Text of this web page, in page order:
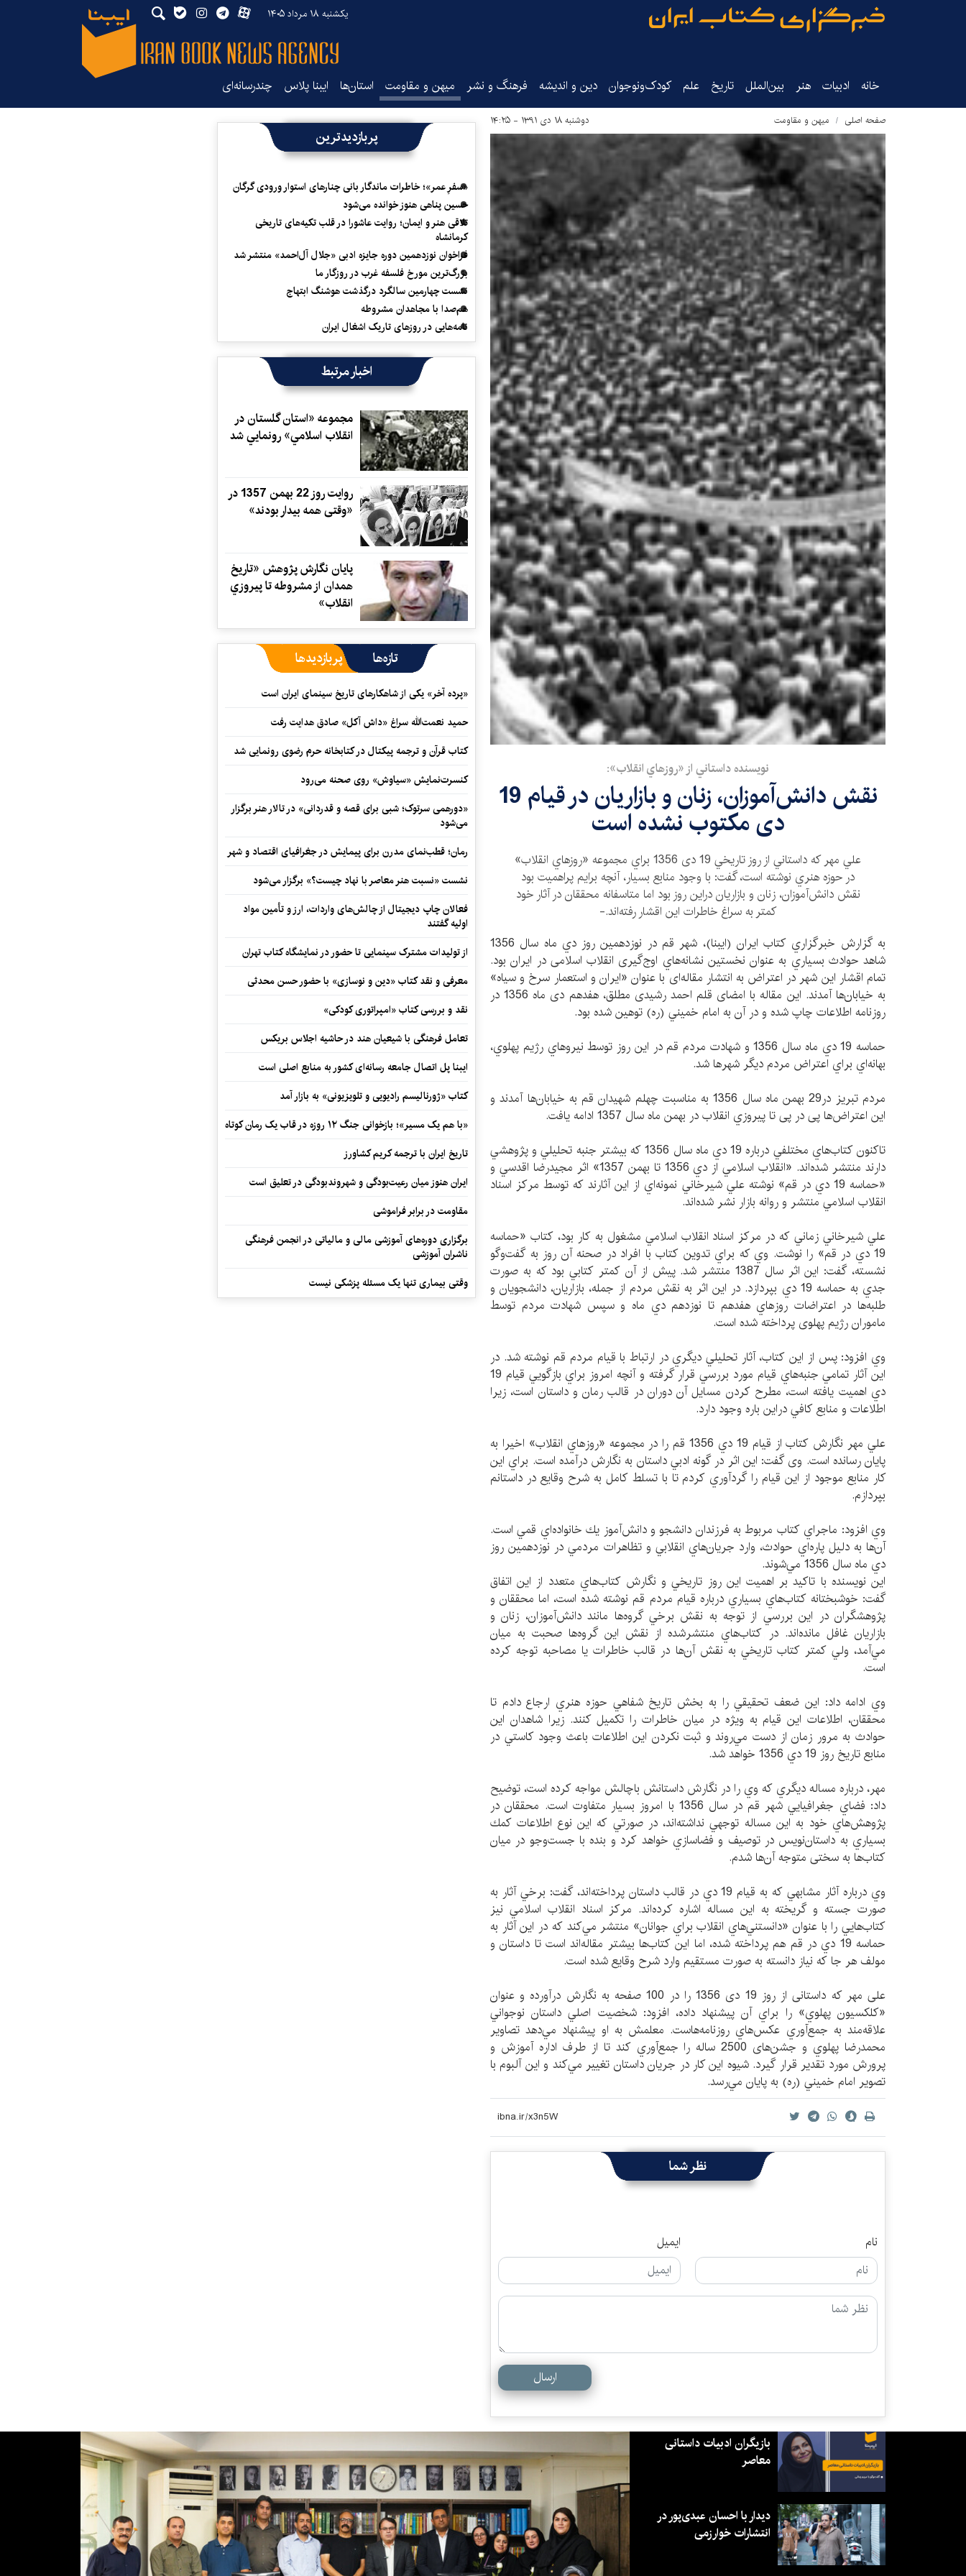
یکشنبه ۱۸ مرداد ۱۴۰۵
خانه ادبیات هنر بین‌الملل تاریخ‌ علم کودک‌ونوجوان دین و اندیشه فرهنگ و نشر میهن و مقاومت استان‌ها ایبنا پلاس چندرسانه‌ای
صفحه اصلی میهن و مقاومت دوشنبه ۱۸ دی ۱۳۹۱ - ۱۴:۲۵
نويسنده داستاني از «روز‌هاي انقلاب»:
نقش دانش‌آموزان، زنان و بازاريان در قیام 19
دی مکتوب نشده است
علي مهر كه داستاني از روز تاريخي 19 دی 1356 براي مجموعه «روز‌هاي انقلاب»
در حوزه هنري نوشته است، گفت: با وجود منابع بسيار،‌ آنچه برايم پراهميت بود
نقش دانش‌آموزان، زنان و بازاريان دراين روز بود اما متاسفانه محققان در آثار خود
كمتر به سراغ خاطرات اين اقشار رفته‌اند.-
به گزارش خبرگزاري كتاب ايران (ايبنا)، شهر قم در نوزدهمين روز دي ماه سال 1356
شاهد حوادث بسياري به عنوان نخستين نشانه‌هاي اوج‌گیری انقلاب اسلامی در ايران بود.
تمام اقشار اين شهر در اعتراض به انتشار مقاله‌ای با عنوان «ایران و استعمار سرخ و سیاه»
به خيابان‌ها آمدند. اين مقاله با امضای قلم احمد رشیدی مطلق، هفدهم دی ماه 1356 در
روزنامه اطلاعات چاپ شده و در آن به امام خميني (ره) توهين شده بود.
حماسه 19 دي ماه سال 1356 و شهادت مردم قم در اين روز توسط نيرو‌هاي رژيم پهلوي،
بهانه‌اي براي اعتراض‌ مردم ديگر شهر‌ها شد.
مردم تبريز در29 بهمن ماه سال 1356 به مناسبت چهلم شهیدان قم به خيابان‌ها آمدند و
اين اعتراض‌ها پی در پی تا پيروزي انقلاب در بهمن ماه سال 1357 ادامه يافت.
تاكنون كتاب‌هاي مختلفي درباره 19 دي ماه سال 1356 كه بيشتر جنبه تحليلي و پژوهشي
دارند منتشر شده‌اند. «انقلاب اسلامي از دي 1356 تا بهمن 1357» اثر مجيدرضا اقدسي و
«حماسه 19 دي در قم» نوشته علي شيرخاني نمونه‌اي از اين آثارند كه توسط مركز اسناد
انقلاب اسلامي منتشر و روانه بازار نشر شده‌اند.
علي شيرخاني زماني كه در مركز اسناد انقلاب اسلامي مشغول به كار بود، كتاب «حماسه
19 دي در قم» را نوشت. وي که براي تدوين كتاب با افراد در صحنه آن روز به گفت‌‌وگو
نشسته، گفت: اين اثر سال 1387 منتشر شد. پيش از آن كمتر كتابي بود كه به صورت
جدي به حماسه 19 دي بپردازد. در اين اثر به نقش مردم از جمله، بازاريان، دانشجويان و
طلبه‌ها در اعتراضات روز‌هاي هفدهم تا نوزدهم دي ماه و سپس شهادت مردم توسط
ماموران رژیم پهلوی پرداخته شده است.
وي افزود: پس از اين كتاب، آثار تحليلي ديگري در ارتباط با قيام مردم قم نوشته شد. در
اين آثار تمامي جنبه‌هاي قيام مورد بررسي قرار گرفته و آنچه امروز براي بازگويي قیام 19
دي اهميت يافته است، مطرح كردن مسايل آن دوران در قالب رمان و داستان است، زيرا
اطلاعات و منابع كافي دراين باره وجود دارد.
علي مهر نگارش كتاب از قيام 19 دي 1356 قم را در مجموعه «روز‌هاي انقلاب» اخیرا به
پايان رسانده است. وی گفت: اين اثر در گونه ادبي داستان به نگارش درآمده است. براي این
کار منابع موجود از اين قيام را گردآوري كردم تا با تسلط كامل به شرح وقايع در داستانم
بپردازم.
وي افزود: ماجراي كتاب مربوط به فرزندان دانشجو و دانش‌آموز يك خانواده‌اي قمي است.
آن‌ها به دليل پاره‌اي حوادث، وارد جريان‌هاي انقلابي و تظاهرات مردمي در نوزدهمين روز
دي ماه سال 1356 مي‌شوند.
اين نويسنده با تاكيد بر اهميت اين روز تاريخي و نگارش كتاب‌هاي متعدد از اين اتفاق
گفت: خوشبختانه كتاب‌هاي بسياري درباره قيام مردم قم نوشته شده است، اما محققان و
پژوهشگران در اين بررسي از توجه به نقش برخي گرو‌ه‌ها مانند دانش‌آموزان، زنان و
بازاريان غافل مانده‌اند. در كتاب‌هاي منتشرشده از نقش اين گرو‌ه‌ها صحبت به ميان
مي‌آمد، ولي كمتر كتاب تاريخي به نقش آن‌ها در قالب خاطرات يا مصاحبه‌ توجه كرده
است.
وي ادامه داد: اين ضعف تحقيقي را به بخش تاريخ شفاهي حوزه هنري ارجاع دادم تا
محققان، اطلاعات اين قيام به ويژه در میان خاطرات را تكميل كنند. زيرا شاهدان اين
حوادث به مرور زمان از دست مي‌روند و ثبت نكردن اين اطلاعات باعث وجود كاستي در
منابع تاريخ روز 19 دي 1356 خواهد شد.
مهر، درباره مساله ديگري كه وي را در نگارش داستانش باچالش مواجه كرده است، توضيح
داد: فضاي جغرافيايي شهر قم در سال 1356 با امروز بسيار متفاوت است. محققان در
پژوهش‌هاي خود به اين مساله توجهي نداشته‌اند، در صورتي كه اين نوع اطلاعات كمك
بسياري به داستان‌نويس در توصيف و فضاسازي خواهد كرد و بنده با جست‌وجو در ميان
كتاب‌ها به سختی متوجه آن‌ها شدم.
وي درباره آثار مشابهي كه به قیام 19 دي در قالب داستان پرداخته‌اند، گفت: برخي آثار به
صورت جسته و گريخته به اين مساله اشاره كرده‌اند. مركز اسناد انقلاب اسلامي نيز
كتاب‌هایي را با عنوان «دانستني‌هاي انقلاب براي جوانان» منتشر مي‌كند كه در اين آثار به
حماسه 19 دي در قم هم پرداخته شده، اما اين كتاب‌ها بیشتر مقاله‌اند است تا داستان و
مولف هر جا كه نياز دانسته به صورت مستقيم وارد شرح وقايع شده است.
علی مهر که داستانی از روز 19 دی 1356 را در 100 صفحه به نگارش درآورده و عنوان
«كلكسيون پهلوي» را براي آن پيشنهاد داده، افزود: شخصيت اصلي داستان نوجواني
علاقه‌مند به جمع‌آوري عكس‌هاي روزنامه‌هاست. معلمش به او پيشنهاد مي‌دهد تصاوير
محمدرضا پهلوي و جشن‌های 2500 ساله را جمع‌آوري كند تا از طرف اداره آموزش و
پرورش مورد تقدير قرار گيرد. شیوه اين کار در جريان داستان تغيير مي‌كند و این آلبوم با
تصوير امام خميني (ره) به پايان مي‌رسد.
نظر شما
نام ایمیل
ارسال
پربازدیدترین
«سفرِ عمر»؛ خاطرات ماندگار بانی چنارهای استوار ورودی گرگان
حسین پناهی هنوز خوانده می‌شود
تلاقی هنر و ایمان؛ روایت عاشورا در قلب تکیه‌های تاریخی
کرمانشاه
فراخوان نوزدهمین دوره جایزه ادبی «جلال آل‌احمد» منتشر شد
بزرگ‌ترین مورخ فلسفه غرب در روزگار ما
نشست چهارمین سالگرد درگذشت هوشنگ ابتهاج
هم‌صدا با مجاهدان مشروطه
نامه‌هایی در روزهای تاریک اشغال ایران
اخبار مرتبط
مجموعه «استان گلستان در
انقلاب اسلامي» رونمايي شد
روایت روز 22 بهمن 1357 در
«وقتی همه بیدار بودند»
پایان نگارش پژوهش‌ «تاريخ
همدان از مشروطه تا پيروزي
انقلاب»
تازه‌ها پربازدیدها
«پرده آخر» یکی از شاهکارهای تاریخ سینمای ایران است
حمید نعمت‌‏الله سراغ «داش آکل» صادق هدایت رفت
کتاب قرآن و ترجمه پیکتال در کتابخانه حرم رضوی رونمایی شد
کنسرت‌نمایش «سیاوش» روی صحنه می‌رود
«دورهمی سرتوک؛ شبی برای قصه و قدردانی» در تالار هنر برگزار
می‌شود
رمان؛ قطب‌نمای مدرن برای پیمایش در جغرافیای اقتصاد و شهر
نشست «نسبت هنر معاصر با نهاد چیست؟» برگزار می‌شود
فعالان چاپ دیجیتال از چالش‌های واردات، ارز و تأمین مواد
اولیه گفتند
از تولیدات مشترک سینمایی تا حضور در نمایشگاه کتاب تهران
معرفی و نقد کتاب «دین و نوسازی» با حضور حسن محدثی
نقد و بررسی کتاب «امپراتوری کودکی»
تعامل فرهنگی با شیعیان هند در حاشیه اجلاس بریکس
ایبنا پل اتصال جامعه رسانه‌ای کشور به منابع اصلی است
کتاب «ژورنالیسم رادیویی و تلویزیونی» به بازار آمد
«با هم یک مسیر»؛ بازخوانی جنگ ۱۲ روزه در قاب یک رمان کوتاه
تاریخ ایران با ترجمه کریم کشاورز
ایران هنوز میان رعیت‌بودگی و شهروندبودگی در تعلیق است
مقاومت در برابر فراموشی
برگزاری دوره‌های آموزشی مالی و مالیاتی در انجمن فرهنگی
ناشران آموزشی
وقتی بیماری تنها یک مسئله پزشکی نیست
بازیگران ادبیات داستانی
معاصر
دیدار با احسان عبدی‌پور در
انتشارات خوارزمی